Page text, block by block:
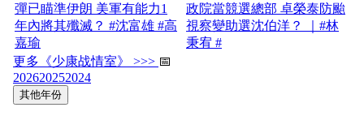
彈已瞄準伊朗 美軍有能力1
年內將其殲滅？ #沈富雄 #高
嘉瑜
政院當競選總部 卓榮泰防颱
視察變助選沈伯洋？ ｜#林
秉宥 #
更多《少康战情室》 >>> 📅
202620252024
其他年份